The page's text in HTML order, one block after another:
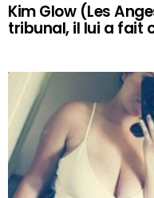
Kim Glow (Les
tribunal, il lui a fait